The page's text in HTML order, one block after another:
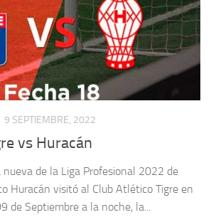
9 SEPTIEMBRE, 2022
vs Huracán
de la Liga Profesional 2022 de
Huracán visitó al Club Atlético Tigre en
de Septiembre a la noche, la...